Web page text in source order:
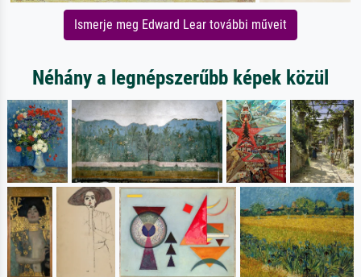
Ismerje meg Edward Lear további műveit
Néhány a legnépszerűbb képek közül